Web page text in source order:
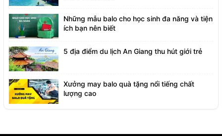
Những mẫu balo cho học sinh đa năng và tiện
ích bạn nên biết
5 địa điểm du lịch An Giang thu hút giới trẻ
Xưởng may balo quà tặng nổi tiếng chất
lượng cao